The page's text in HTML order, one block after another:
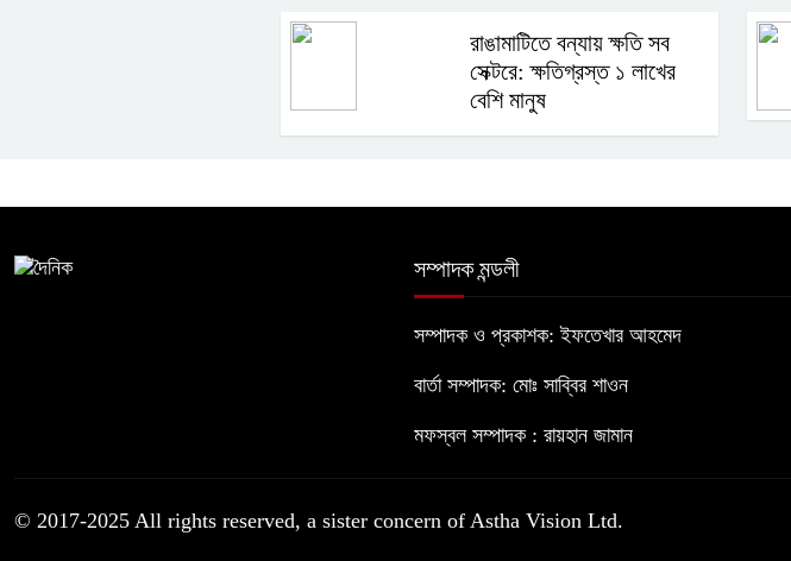
রাঙামাটিতে বন্যায় ক্ষতি সব
সেক্টরে: ক্ষতিগ্রস্ত ১ লাখের
বেশি মানুষ
সম্পাদক মন্ডলী
সম্পাদক ও প্রকাশক: ইফতেখার আহমেদ
বার্তা সম্পাদক: মোঃ সাব্বির শাওন
মফস্বল সম্পাদক : রায়হান জামান
© 2017-2025 All rights reserved, a sister concern of Astha Vision Ltd.